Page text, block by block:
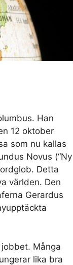
Han
12 oktober
som nu kallas
Novus (“Ny
Detta
världen. Den
Gerardus
Många
lika bra